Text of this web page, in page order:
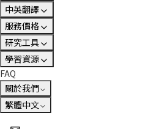
中英翻譯
服務價格
研究工具
學習資源
FAQ
關於我們
繁體中文